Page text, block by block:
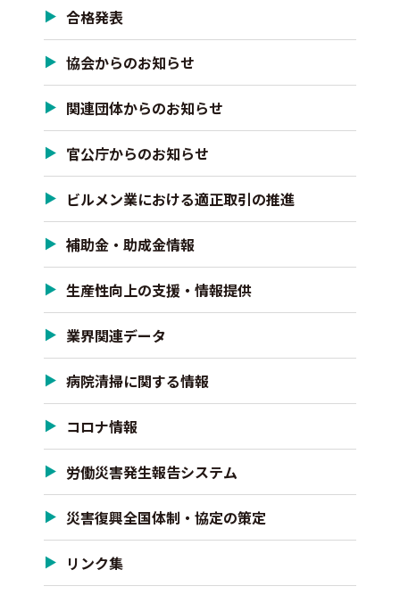
合格発表
協会からのお知らせ
関連団体からのお知らせ
官公庁からのお知らせ
ビルメン業における適正取引の推進
補助金・助成金情報
生産性向上の支援・情報提供
業界関連データ
病院清掃に関する情報
コロナ情報
労働災害発生報告システム
災害復興全国体制・協定の策定
リンク集